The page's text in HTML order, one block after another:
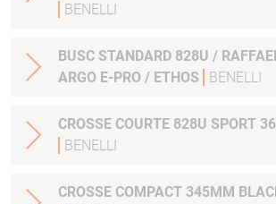
BENELLI
BUSC STANDARD 828U /
ARGO E-PRO / ETHOS
BENELLI
CROSSE COURTE 828U SPORT
BENELLI
CROSSE COMPACT 345MM